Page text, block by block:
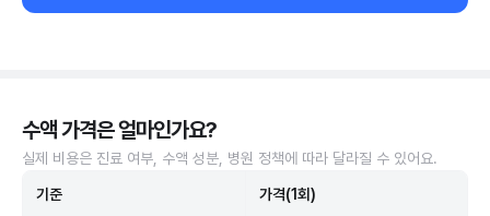
수액 가격은 얼마인가요?
실제 비용은 진료 여부, 수액 성분, 병원 정책에 따라 달라질 수 있어요.
기준 가격(1회)